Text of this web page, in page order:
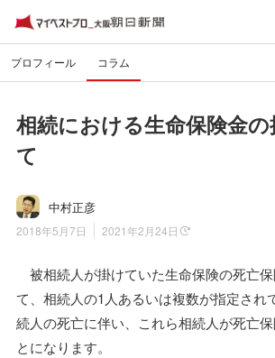
プロフィール コラム
相続における生命保険金
て
中村正彦
2018年5月7日 2021年2月24日
被相続人が掛けていた生命保険の死亡
て、相続人の1人あるいは複数が指定され
続人の死亡に伴い、これら相続人が死亡
とになります。